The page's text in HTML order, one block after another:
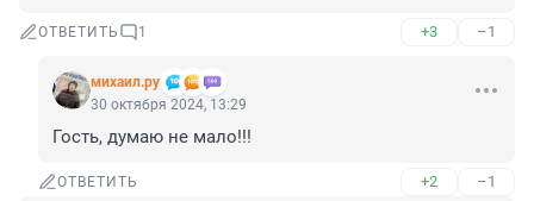
ОТВЕТИТЬ 1 +3 –1
михаил.ру
30 октября 2024, 13:29
Гость, думаю не мало!!!
ОТВЕТИТЬ +2 –1